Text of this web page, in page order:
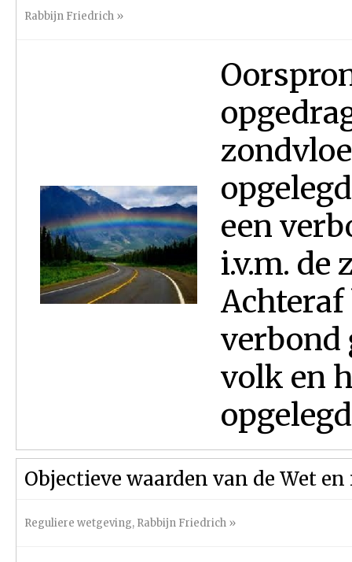
Rabbijn Friedrich »
een
i.v.m. de
verbond
volk en
Objectieve waarden van de Wet
Reguliere wetgeving, Rabbijn Friedrich »